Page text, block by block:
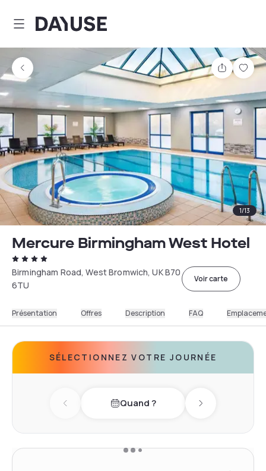
Dayuse
Partager
1/13
Mercure Birmingham West Hotel
Birmingham Road, West Bromwich, UK B70
6TU
Voir carte
Présentation Offres Description FAQ
SÉLECTIONNEZ VOTRE JOURNÉE
Previous dayQuand ? Next day